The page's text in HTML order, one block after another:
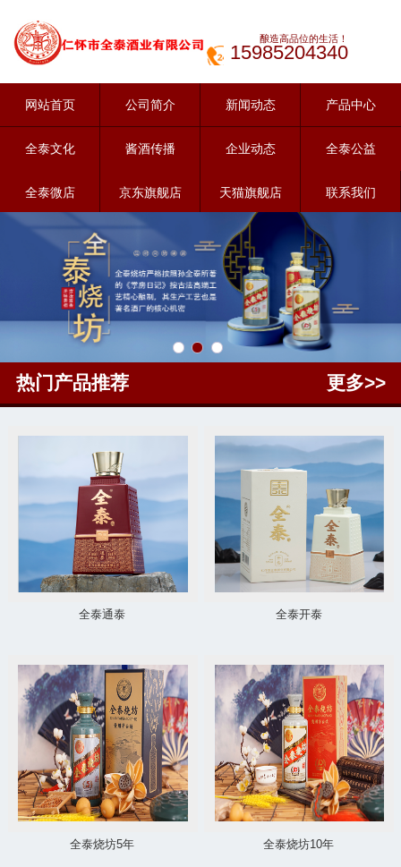
酿造高品位的生活！
15985204340
网站首页 公司简介 新闻动态 产品中心
全泰文化 酱酒传播 企业动态 全泰公益
全泰微店 京东旗舰店 天猫旗舰店 联系我们
热门产品推荐 更多>>
全泰通泰 全泰开泰
全泰烧坊5年 全泰烧坊10年